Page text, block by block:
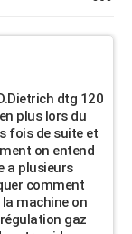
dtg 120
plus lors du
fois de suite et
on entend
a plusieurs
comment
machine on
gaz